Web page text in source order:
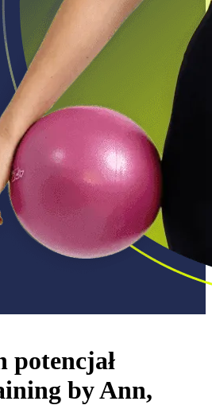
potencjał
by Ann,